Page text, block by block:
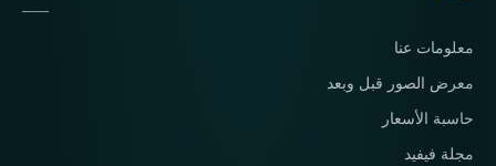
معلومات عنا
معرض الصور قبل وبعد
حاسبة الأسعار
مجلة فيفيد